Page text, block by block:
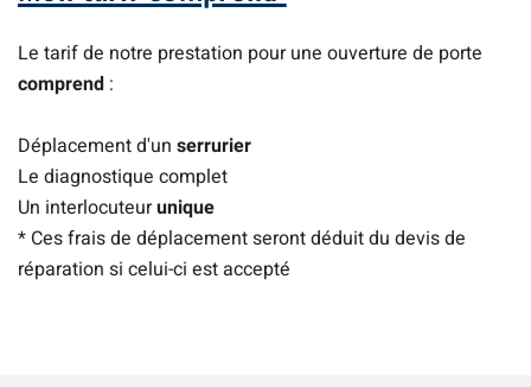
Le tarif de notre prestation pour une ouverture de porte
comprend :
Déplacement d'un serrurier
Le diagnostique complet
Un interlocuteurunique
* Ces frais de déplacement seront déduit du devis de
réparation si celui-ci est accepté